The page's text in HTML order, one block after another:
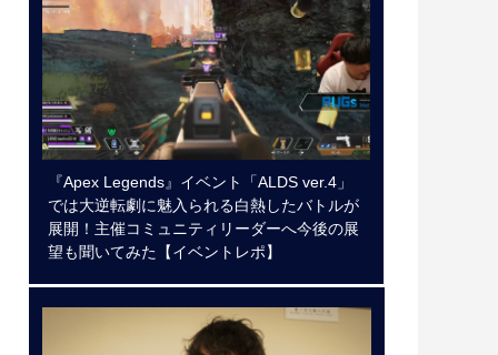
『Apex Legends』イベント「ALDS ver.4」
では大逆転劇に魅入られる白熱したバトルが
展開！主催コミュニティリーダーへ今後の展
望も聞いてみた【イベントレポ】